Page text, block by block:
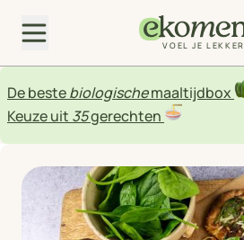
VOEL JE LEKKER
De bestebiologischemaaltijdbox
Keuze uit 35gerechten